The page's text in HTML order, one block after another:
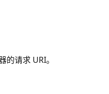
请求 URI。